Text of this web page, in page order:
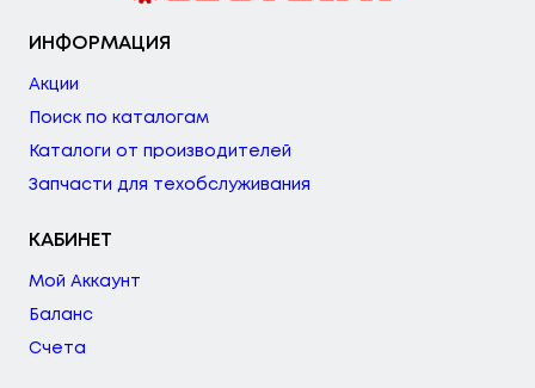
ИНФОРМАЦИЯ
Акции
Поиск по каталогам
Каталоги от производителей
Запчасти для техобслуживания
КАБИНЕТ
Мой Аккаунт
Баланс
Счета